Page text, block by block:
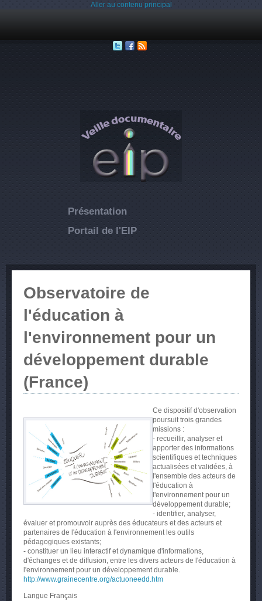
Aller au contenu principal
Présentation
Portail de l'EIP
Observatoire de
l'éducation à
l'environnement pour un
développement durable
(France)
Ce dispositif d'observation
poursuit trois grandes
missions :
- recueillir, analyser et
apporter des informations
scientifiques et techniques
actualisées et validées, à
l'ensemble des acteurs de
l'éducation à
l'environnement pour un
développement durable;
- identifier, analyser,
évaluer et promouvoir auprès des éducateurs et des acteurs et
partenaires de l'éducation à l'environnement les outils
pédagogiques existants;
- constituer un lieu interactif et dynamique d'informations,
d'échanges et de diffusion, entre les divers acteurs de l'éducation à
l'environnement pour un développement durable.
http://www.grainecentre.org/actuoneedd.htm
Langue Français